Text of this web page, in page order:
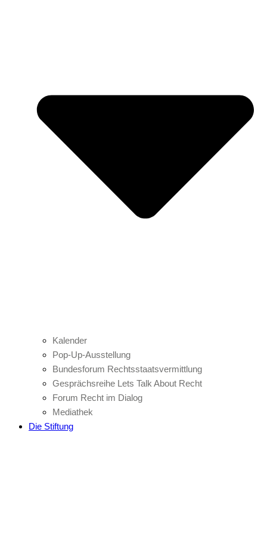
Kalender
Pop-Up-Ausstellung
Bundesforum Rechtsstaatsvermittlung
Gesprächsreihe Lets Talk About Recht
Forum Recht im Dialog
Mediathek
Die Stiftung